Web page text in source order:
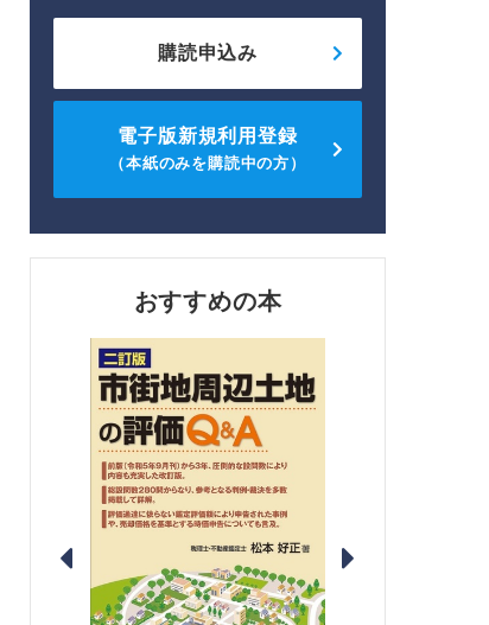
購読申込み
電子版新規利用登録
（本紙のみを購読中の方）
おすすめの本